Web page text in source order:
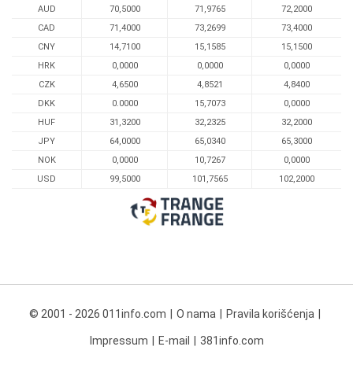
AUD
70,5000 71,9765
72,2000
CAD
71,4000 73,2699
73,4000
CNY
14,7100 15,1585
15,1500
HRK
0,0000 0,0000
0,0000
CZK
4,6500 4,8521
4,8400
DKK
0.0000 15,7073
0,0000
HUF
31,3200 32,2325
32,2000
JPY
64,0000 65,0340
65,3000
NOK
0,0000 10,7267
0,0000
USD
99,5000 101,7565 102,2000
© 2001 - 2026 011info.com O nama Pravila korišćenja
Impressum E-mail 381info.com